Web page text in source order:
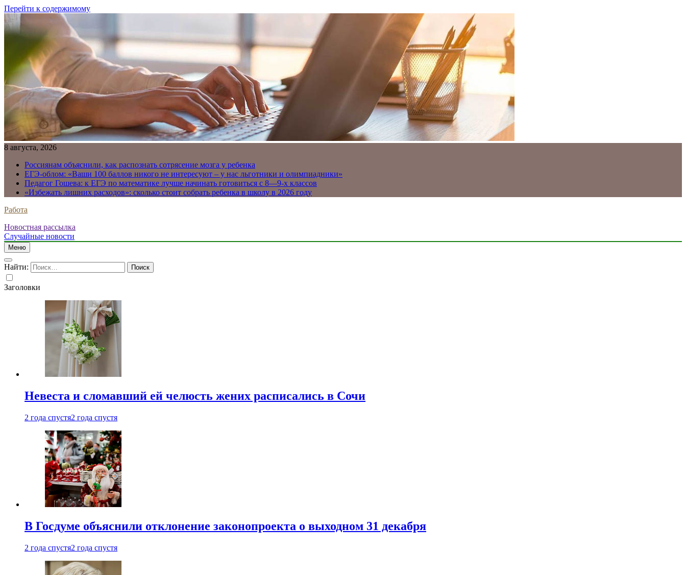
Перейти к содержимому
8 августа, 2026
Россиянам объяснили, как распознать сотрясение мозга у ребенка
ЕГЭ-облом: «Ваши 100 баллов никого не интересуют – у нас льготники и олимпиадники»
Педагог Гошева: к ЕГЭ по математике лучше начинать готовиться с 8—9-х классов
«Избежать лишних расходов»: сколько стоит собрать ребенка в школу в 2026 году
Работа
Новостная рассылка
Случайные новости
Меню
Найти:
Заголовки
Невеста и сломавший ей челюсть жених расписались в Сочи
2 года спустя2 года спустя
В Госдуме объяснили отклонение законопроекта о выходном 31 декабря
2 года спустя2 года спустя